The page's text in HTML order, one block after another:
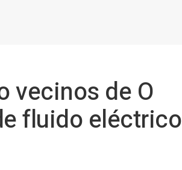
vecinos de O
fluido eléctrico